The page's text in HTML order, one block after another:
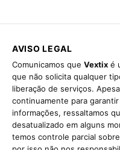
AVISO LEGAL
Comunicamos que Vextix é
que não solicita qualquer
liberação de serviços.
continuamente para
informações, ressaltamos
desatualizado em alguns
temos controle parcial